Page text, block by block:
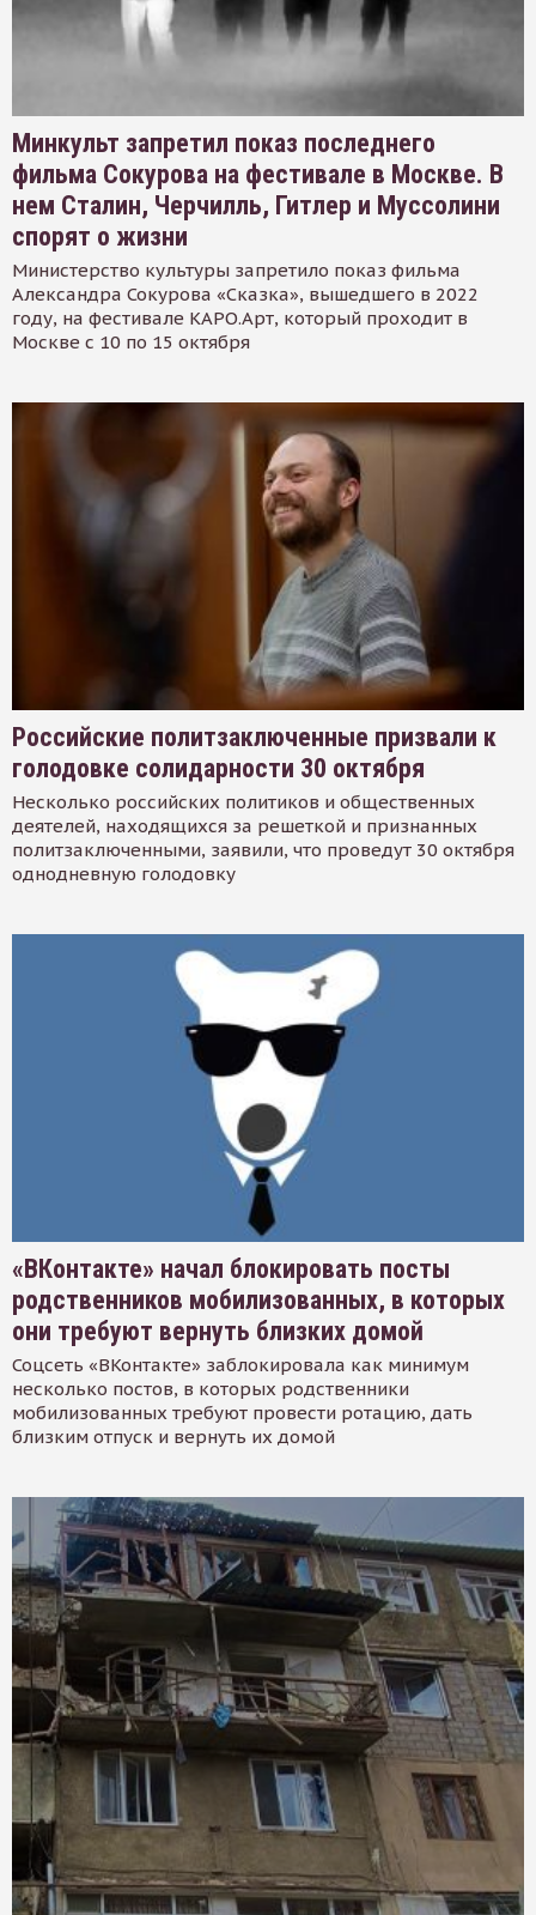
Минкульт запретил показ последнего
фильма Сокурова на фестивале в Москве. В
нем Сталин, Черчилль, Гитлер и Муссолини
спорят о жизни
Министерство культуры запретило показ фильма
Александра Сокурова «Сказка», вышедшего в 2022
году, на фестивале КАРО.Арт, который проходит в
Москве с 10 по 15 октября
Российские политзаключенные призвали к
голодовке солидарности 30 октября
Несколько российских политиков и общественных
деятелей, находящихся за решеткой и признанных
политзаключенными, заявили, что проведут 30 октября
однодневную голодовку
«ВКонтакте» начал блокировать посты
родственников мобилизованных, в которых
они требуют вернуть близких домой
Соцсеть «ВКонтакте» заблокировала как минимум
несколько постов, в которых родственники
мобилизованных требуют провести ротацию, дать
близким отпуск и вернуть их домой